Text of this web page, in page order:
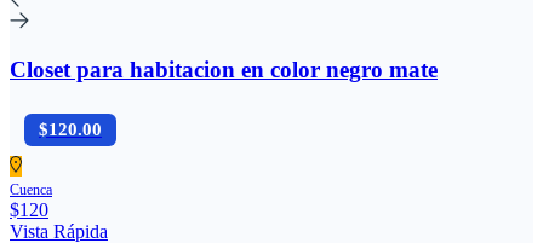
Closet para habitacion en color negro mate
$120.00
Cuenca
$120
Vista Rápida